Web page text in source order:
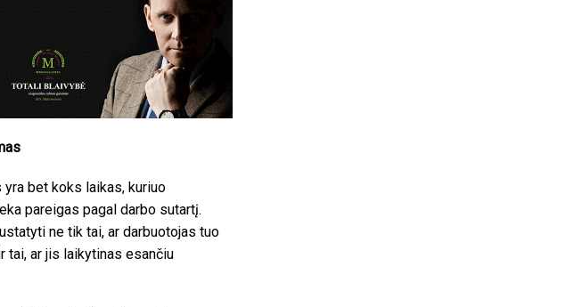
yra bet koks laikas, kuriuo
pareigas pagal darbo sutartį.
ne tik tai, ar darbuotojas tuo
tai, ar jis laikytinas esančiu